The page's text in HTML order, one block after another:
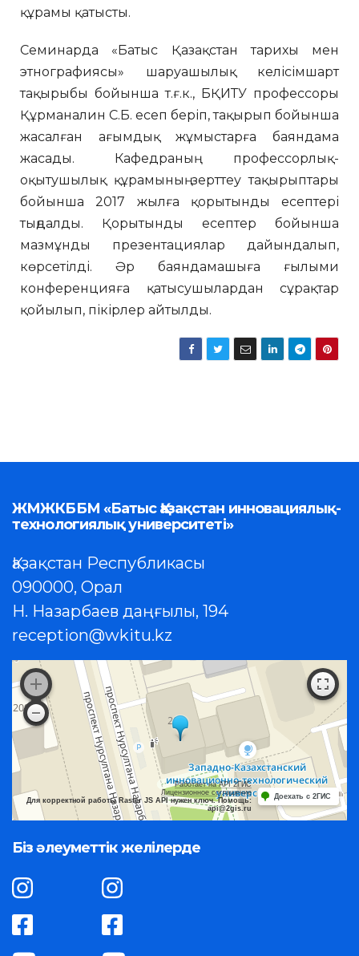
құрамы қатысты.
Семинарда «Батыс Қазақстан тарихы мен
этнографиясы» шаруашылық келісімшарт
тақырыбы бойынша т.ғ.к., БҚИТУ профессоры
Құрманалин С.Б. есеп беріп, тақырып бойынша
жасалған ағымдық жұмыстарға баяндама
жасады. Кафедраның профессорлық-
оқытушылық құрамының зерттеу тақырыптары
бойынша 2017 жылға қорытынды есептері
тыңдалды. Қорытынды есептер бойынша
мазмұнды презентациялар дайындалып,
көрсетілді. Әр баяндамашыға ғылыми
конференцияға қатысушылардан сұрақтар
қойылып, пікірлер айтылды.
ЖМЖКББМ «Батыс Қазақстан инновациялық-
технологиялық университеті»
Қазақстан Республикасы
090000, Орал
Н. Назарбаев даңғылы, 194
reception@wkitu.kz
Работает на API 2ГИС
Лицензионное соглашение
Для корректной работы Raster JS API нужен ключ. Помощь:
api@2gis.ru
Доехать с 2ГИС
Біз әлеуметтік желілерде